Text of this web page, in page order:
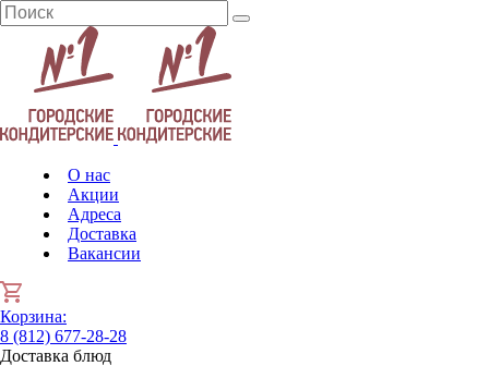
О нас
Акции
Адреса
Доставка
Вакансии
Корзина:
8 (812) 677-28-28
Доставка блюд